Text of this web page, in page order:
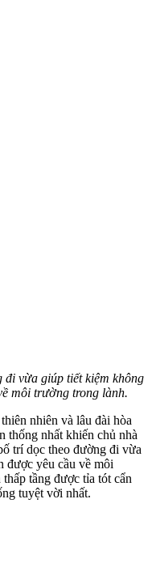
vừa giúp tiết kiệm không
môi trường trong lành.
nhiên và lâu đài hòa
thống nhất khiến chủ nhà
trí dọc theo đường đi vừa
được yêu cầu về môi
tầng được tỉa tót cẩn
tuyệt vời nhất.